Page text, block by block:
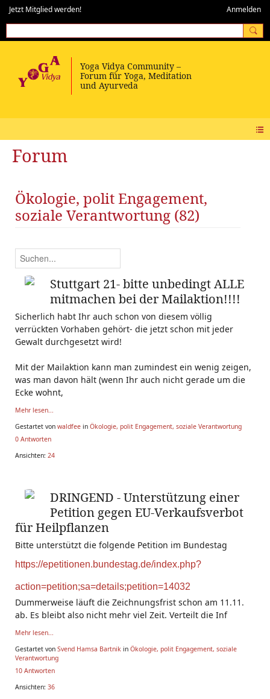
Jetzt Mitglied werden! Anmelden
Forum
Ökologie, polit Engagement,
soziale Verantwortung (82)
Stuttgart 21- bitte unbedingt ALLE
mitmachen bei der Mailaktion!!!!
Sicherlich habt Ihr auch schon von diesem völlig
verrückten Vorhaben gehört- die jetzt schon mit jeder
Gewalt durchgesetzt wird!
Mit der Mailaktion kann man zumindest ein wenig zeigen,
was man davon hält (wenn Ihr auch nicht gerade um die
Ecke wohnt,
Mehr lesen...
Gestartet von waldfee in Ökologie, polit Engagement, soziale Verantwortung
0 Antworten
Ansichten: 24
DRINGEND - Unterstützung einer
Petition gegen EU-Verkaufsverbot
für Heilpflanzen
Bitte unterstützt die folgende Petition im Bundestag
https://epetitionen.bundestag.de/index.php?
action=petition;sa=details;petition=14032
Dummerweise läuft die Zeichnungsfrist schon am 11.11.
ab. Es bleibt also nicht mehr viel Zeit. Verteilt die Inf
Mehr lesen...
Gestartet von Svend Hamsa Bartnik in Ökologie, polit Engagement, soziale
Verantwortung
10 Antworten
Ansichten: 36